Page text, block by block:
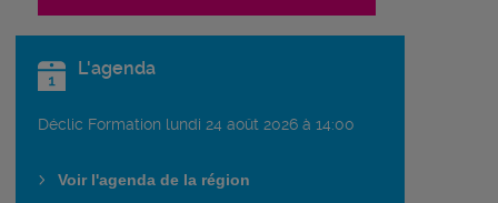
L'agenda
Déclic Formation lundi 24 août 2026 à 14:00
Voir l'agenda de la région